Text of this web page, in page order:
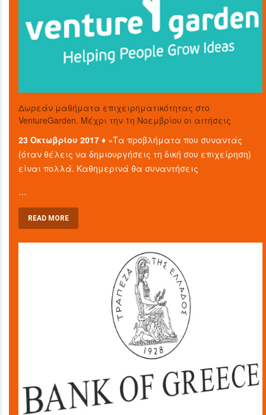
Δωρεάν μαθήματα επιχειρηματικότητας στο
VentureGarden. Μέχρι την 1η Νοεμβρίου οι αιτήσεις
23 Οκτωβρίου 2017 ♦ «Τα προβλήματα που συναντάς
(όταν θέλεις να δημιουργήσεις τη δική σου επιχείρηση)
είναι πολλά. Καθημερινά θα συναντήσεις
…
READ MORE